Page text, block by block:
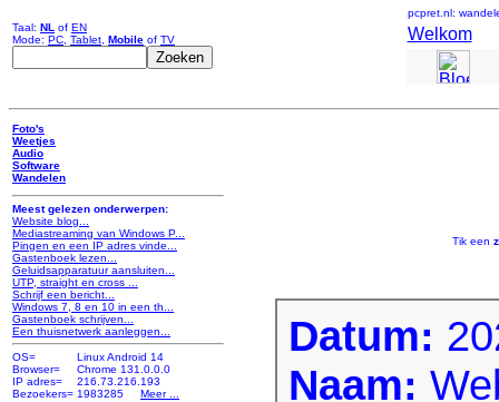
Taal: NL of EN
Mode: PC Tablet Mobile of TV
pcpret.nl:
Welkom
Foto's
Weetjes
Audio
Software
Wandelen
Meest gelezen onderwerpen:
Website blog...
Mediastreaming van Windows P...
Pingen en een IP adres vinde...
Gastenboek lezen...
Geluidsapparatuur aansluiten...
UTP, straight en cross ...
Schrijf een bericht...
Windows 7, 8 en 10 in een th...
Gastenboek schrijven...
Een thuisnetwerk aanleggen...
OS=
Linux Android 14
Browser=
Chrome 131.0.0.0
IP adres=
216.73.216.193
Bezoekers= 1983285 Meer ...
Tik een
Datum:
Naam: